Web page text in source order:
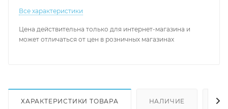
Все характеристики
Цена действительна только для интернет-магазина и
может отличаться от цен в розничных магазинах
ХАРАКТЕРИСТИКИ ТОВАРА НАЛИЧИЕ